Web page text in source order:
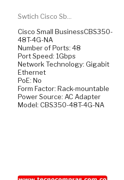
Swtich Cisco Sb...
Cisco Small BusinessCBS350-
48T-4G-NA
Number of Ports: 48
Port Speed: 1Gbps
Network Technology: Gigabit
Ethernet
PoE: No
Form Factor: Rack-mountable
Power Source: AC Adapter
Model: CBS350-48T-4G-NA